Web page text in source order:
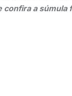
confira a súmula